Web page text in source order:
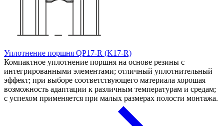
Уплотнение поршня QP17-R (K17-R)
Компактное уплотнение поршня на основе резины с
интегрированными элементами; отличный уплотнительный
эффект; при выборе соответствующего материала хорошая
возможность адаптации к различным температурам и средам;
с успехом применяется при малых размерах полости монтажа.